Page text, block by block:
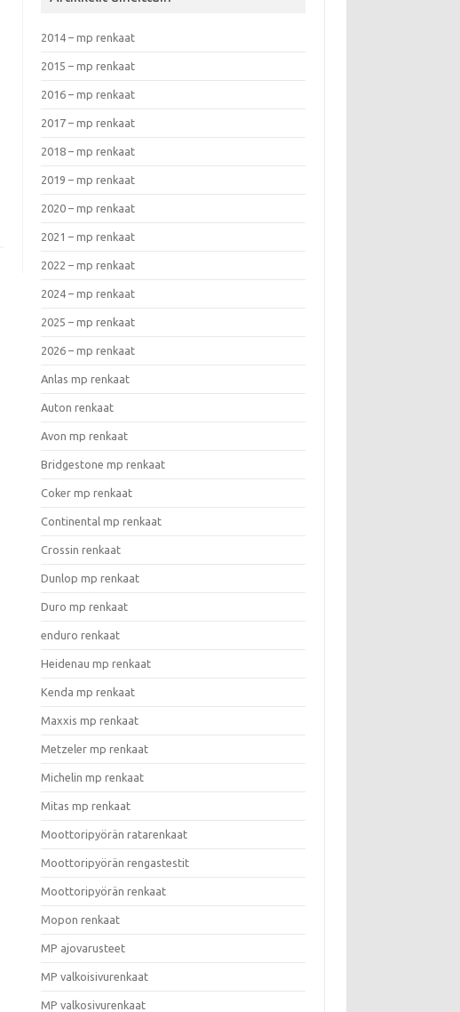
2014 – mp renkaat
2015 – mp renkaat
2016 – mp renkaat
2017 – mp renkaat
2018 – mp renkaat
2019 – mp renkaat
2020 – mp renkaat
2021 – mp renkaat
2022 – mp renkaat
2024 – mp renkaat
2025 – mp renkaat
2026 – mp renkaat
Anlas mp renkaat
Auton renkaat
Avon mp renkaat
Bridgestone mp renkaat
Coker mp renkaat
Continental mp renkaat
Crossin renkaat
Dunlop mp renkaat
Duro mp renkaat
enduro renkaat
Heidenau mp renkaat
Kenda mp renkaat
Maxxis mp renkaat
Metzeler mp renkaat
Michelin mp renkaat
Mitas mp renkaat
Moottoripyörän ratarenkaat
Moottoripyörän rengastestit
Moottoripyörän renkaat
Mopon renkaat
MP ajovarusteet
MP valkoisivurenkaat
MP valkosivurenkaat